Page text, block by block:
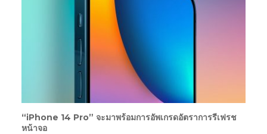
“iPhone 14 Pro” จะมาพร้อมการอัพเกรดอัตราการรีเฟรช
หน้าจอ